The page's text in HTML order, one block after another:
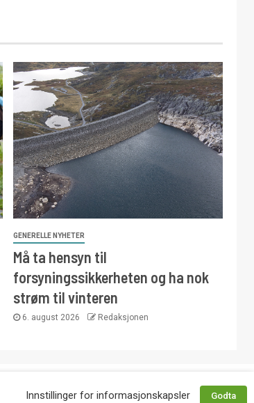
GENERELLE NYHETER
Må ta hensyn til
forsyningssikkerheten og ha nok
strøm til vinteren
6. august 2026 Redaksjonen
Tlf. 92 63 86 82.
Innstillinger for informasjonskapsler Godta